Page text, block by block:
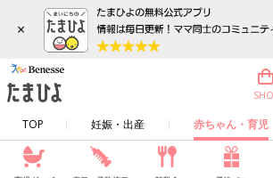
×
TOP 妊娠・出産 赤ちゃん・育児